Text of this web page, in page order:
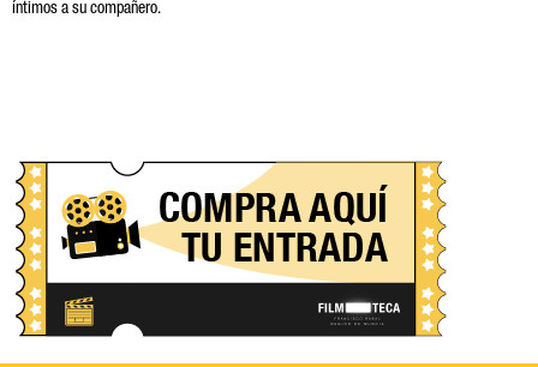
íntimos a su compañero.